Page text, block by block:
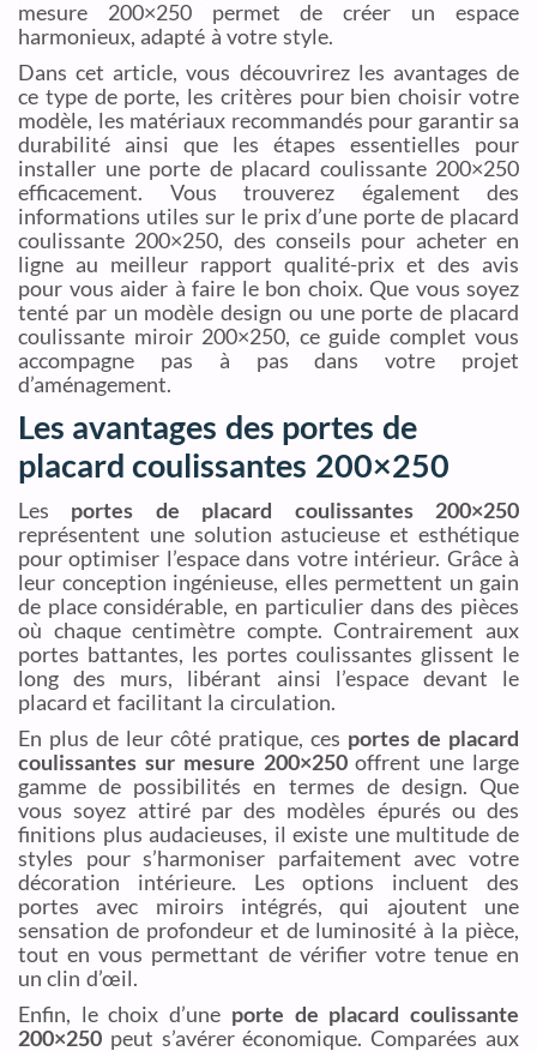
mesure 200×250 permet de créer un espace
harmonieux, adapté à votre style.
Dans cet article, vous découvrirez les avantages de
ce type de porte, les critères pour bien choisir votre
modèle, les matériaux recommandés pour garantir sa
durabilité ainsi que les étapes essentielles pour
installer une porte de placard coulissante 200×250
efficacement. Vous trouverez également des
informations utiles sur le prix d’une porte de placard
coulissante 200×250, des conseils pour acheter en
ligne au meilleur rapport qualité-prix et des avis
pour vous aider à faire le bon choix. Que vous soyez
tenté par un modèle design ou une porte de placard
coulissante miroir 200×250, ce guide complet vous
accompagne pas à pas dans votre projet
d’aménagement.
Les avantages des portes de
placard coulissantes 200×250
Les portes de placard coulissantes 200×250
représentent une solution astucieuse et esthétique
pour optimiser l’espace dans votre intérieur. Grâce à
leur conception ingénieuse, elles permettent un gain
de place considérable, en particulier dans des pièces
où chaque centimètre compte. Contrairement aux
portes battantes, les portes coulissantes glissent le
long des murs, libérant ainsi l’espace devant le
placard et facilitant la circulation.
En plus de leur côté pratique, ces portes de placard
coulissantes sur mesure 200×250offrent une large
gamme de possibilités en termes de design. Que
vous soyez attiré par des modèles épurés ou des
finitions plus audacieuses, il existe une multitude de
styles pour s’harmoniser parfaitement avec votre
décoration intérieure. Les options incluent des
portes avec miroirs intégrés, qui ajoutent une
sensation de profondeur et de luminosité à la pièce,
tout en vous permettant de vérifier votre tenue en
un clin d’œil.
Enfin, le choix d’une porte de placard coulissante
200×250 peut s’avérer économique. Comparées aux